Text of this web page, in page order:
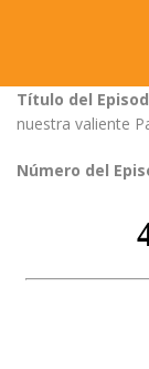
Título del
nuestra valiente
Número del